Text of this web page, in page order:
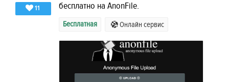
11
бесплатно на AnonFile.
Бесплатная Онлайн сервис